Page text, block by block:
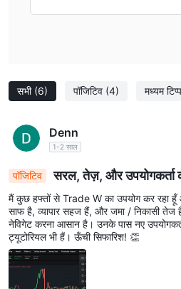
सभी (6) पॉजिटिव (4) मध्यम
Denn
1-2 साल
पॉजिटिव सरल, तेज़, और उपयोगकर्ता
मैं कुछ हफ्तों से Trade W का उपयोग कर रहा
साफ है, व्यापार सहज हैं, और जमा / निकासी तेज
नेविगेट करना आसान है। उनके पास नए
ट्यूटोरियल भी हैं। ऊँची सिफारिश! 👏